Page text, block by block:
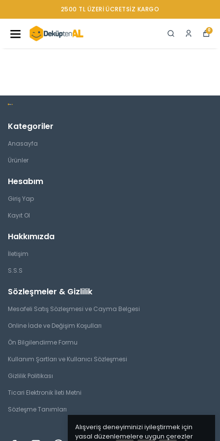
2500 TL ÜZERI ÜCRETSIZ KARGO
0
Alışveriş deneyiminizi iyileştirmek için
yasal düzenlemelere uygun çerezler
Kategoriler
Anasayfa
Ürünler
Hesabım
Giriş Yap
Kayıt Ol
Hakkımızda
İletişim
S.S.S
Sözleşmeler & Gizlilik
Mesafeli Satış Sözleşmesi ve Cayma Belgesi
Online İade ve Değişim Koşulları
Ön Bilgilendirme Formu
Kullanım Şartları ve Kullanıcı Sözleşmesi
Gizlilik Politikası
Ticari Elektronik İleti Metni
Sözleşme Tanımları